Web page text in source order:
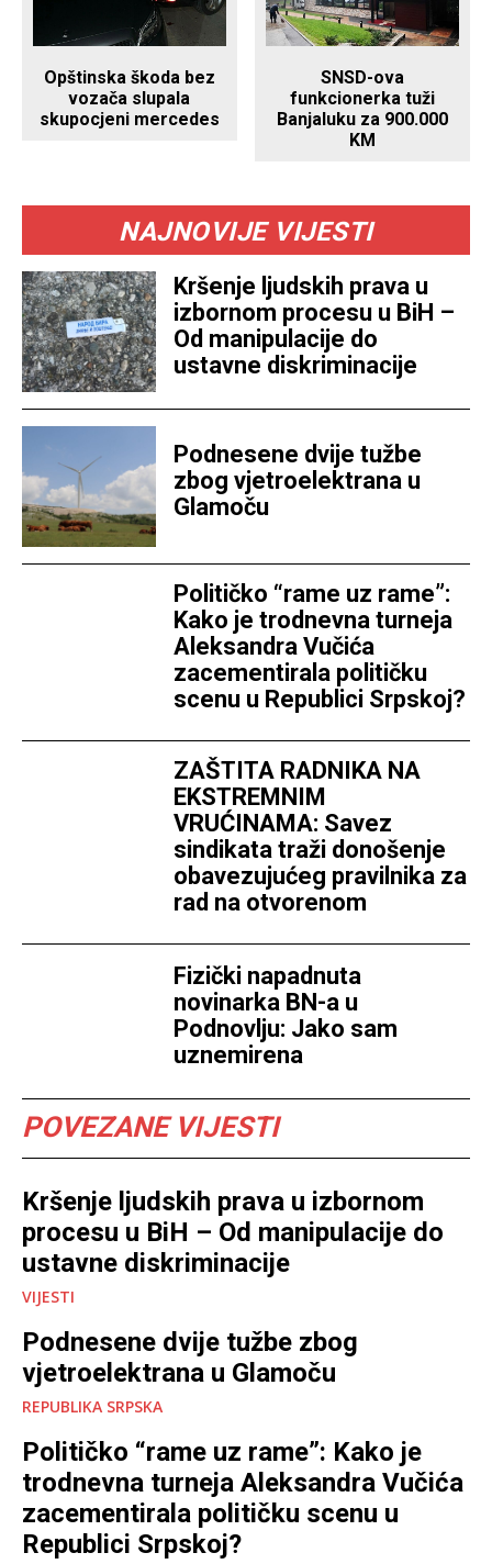
Opštinska škoda bez
vozača slupala
skupocjeni mercedes
SNSD-ova
funkcionerka tuži
Banjaluku za 900.000
KM
NAJNOVIJE VIJESTI
Kršenje ljudskih prava u
izbornom procesu u BiH –
Od manipulacije do
ustavne diskriminacije
Podnesene dvije tužbe
zbog vjetroelektrana u
Glamoču
Političko “rame uz rame”:
Kako je trodnevna turneja
Aleksandra Vučića
zacementirala političku
scenu u Republici Srpskoj?
ZAŠTITA RADNIKA NA
EKSTREMNIM
VRUĆINAMA: Savez
sindikata traži donošenje
obavezujućeg pravilnika za
rad na otvorenom
Fizički napadnuta
novinarka BN-a u
Podnovlju: Jako sam
uznemirena
POVEZANE VIJESTI
Kršenje ljudskih prava u izbornom
procesu u BiH – Od manipulacije do
ustavne diskriminacije
VIJESTI
Podnesene dvije tužbe zbog
vjetroelektrana u Glamoču
REPUBLIKA SRPSKA
Političko “rame uz rame”: Kako je
trodnevna turneja Aleksandra Vučića
zacementirala političku scenu u
Republici Srpskoj?